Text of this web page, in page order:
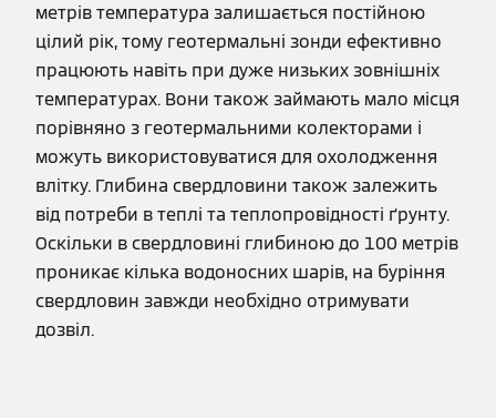
метрів температура залишається постійною
цілий рік, тому геотермальні зонди ефективно
працюють навіть при дуже низьких зовнішніх
температурах. Вони також займають мало місця
порівняно з геотермальними колекторами і
можуть використовуватися для охолодження
влітку. Глибина свердловини також залежить
від потреби в теплі та теплопровідності ґрунту.
Оскільки в свердловині глибиною до 100 метрів
проникає кілька водоносних шарів, на буріння
свердловин завжди необхідно отримувати
дозвіл.